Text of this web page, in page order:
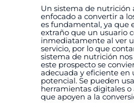
Un sistema de nutrición
enfocado a convertir a
es fundamental, ya que
extraño que un usuario
inmediatamente al ver
servicio, por lo que
sistema de nutrición
este prospecto se
adecuada y eficiente en
potencial. Se pueden
herramientas digitales o
que apoyen a la